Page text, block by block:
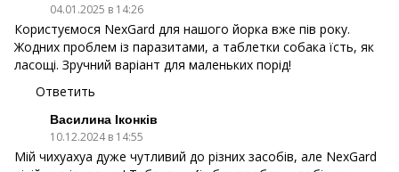
04.01.2025 в 14:26
Користуємося NexGard для нашого йорка вже пів року.
Жодних проблем із паразитами, а таблетки собака їсть, як
ласощі. Зручний варіант для маленьких порід!
Ответить
Василина Іконків
10.12.2024 в 14:55
Мій чихуахуа дуже чутливий до різних засобів, але NexGard